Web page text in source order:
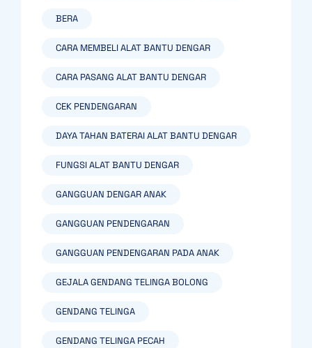
BERA
CARA MEMBELI ALAT BANTU DENGAR
CARA PASANG ALAT BANTU DENGAR
CEK PENDENGARAN
DAYA TAHAN BATERAI ALAT BANTU DENGAR
FUNGSI ALAT BANTU DENGAR
GANGGUAN DENGAR ANAK
GANGGUAN PENDENGARAN
GANGGUAN PENDENGARAN PADA ANAK
GEJALA GENDANG TELINGA BOLONG
GENDANG TELINGA
GENDANG TELINGA PECAH